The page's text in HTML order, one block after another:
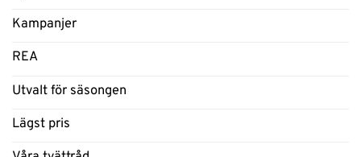
Kampanjer
REA
Utvalt för säsongen
Lägst pris